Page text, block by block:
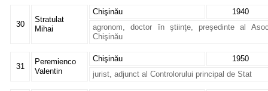
30
Stratulat
Mihai
Chişinău
1940
agronom, doctor în ştiinţe, preşedinte al
Chişinău
31
Peremienco
Valentin
Chişinău
1950
jurist, adjunct al Controlorului principal de Stat